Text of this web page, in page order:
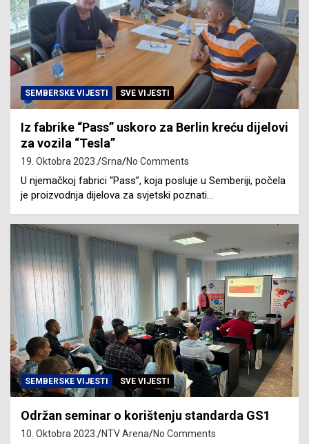
SEMBERSKE VIJESTI SVE VIJESTI
Iz fabrike “Pass” uskoro za Berlin kreću dijelovi
za vozila “Tesla”
19. Oktobra 2023. Srna No Comments
U njemačkoj fabrici “Pass”, koja posluje u Semberiji, počela
je proizvodnja dijelova za svjetski poznati…
SEMBERSKE VIJESTI SVE VIJESTI
Održan seminar o korištenju standarda GS1
10. Oktobra 2023. NTV Arena No Comments